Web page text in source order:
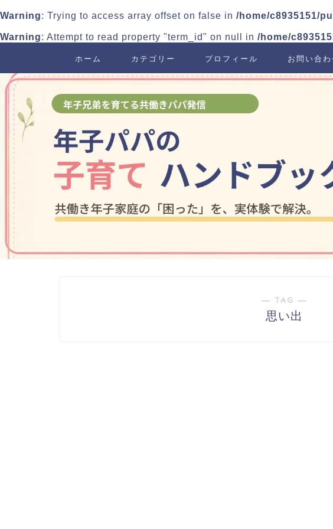
Warning: Trying to access array offset on false in /home/c8935151/
Warning: Attempt to read property "term_id" on null in /home/
ホーム カテゴリー プロフィール お問い合わ
― TAG ―
思い出